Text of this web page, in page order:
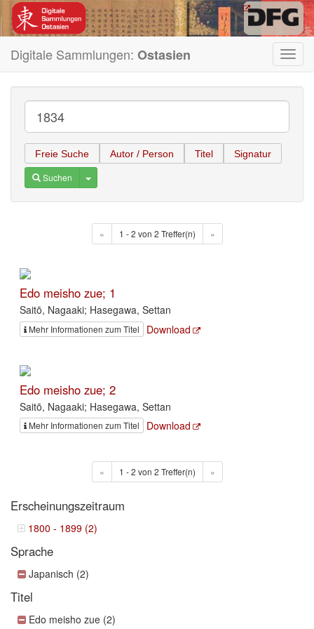
Digitale Sammlungen: Ostasien
Freie Suche Autor / Person Titel Signatur
Suchen Toggle Dropdown
« 1 - 2 von 2 Treffer(n) »
Edo meisho zue; 1
Saitō, Nagaaki; Hasegawa, Settan
Mehr Informationen zum Titel Download
Edo meisho zue; 2
Saitō, Nagaaki; Hasegawa, Settan
Mehr Informationen zum Titel Download
« 1 - 2 von 2 Treffer(n) »
Erscheinungszeitraum
1800 - 1899 (2)
Sprache
Japanisch (2)
Titel
Edo meisho zue (2)